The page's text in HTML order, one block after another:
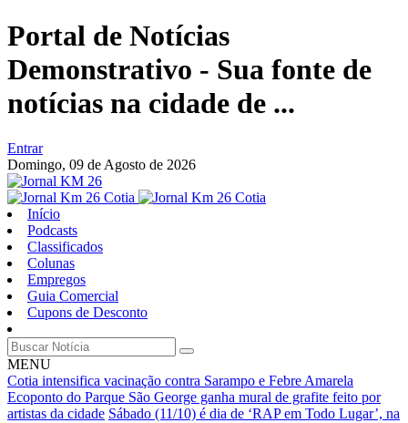
Portal de Notícias
Demonstrativo - Sua fonte de
notícias na cidade de ...
Entrar
Domingo, 09 de Agosto de 2026
Início
Podcasts
Classificados
Colunas
Empregos
Guia Comercial
Cupons de Desconto
MENU
Cotia intensifica vacinação contra Sarampo e Febre Amarela
Ecoponto do Parque São George ganha mural de grafite feito por
artistas da cidade Sábado (11/10) é dia de ‘RAP em Todo Lugar’, na